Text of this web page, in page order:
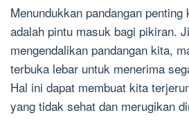
Menundukkan pandangan penting
adalah pintu masuk bagi pikiran.
mengendalikan pandangan kita,
terbuka lebar untuk menerima
Hal ini dapat membuat kita
yang tidak sehat dan merugikan